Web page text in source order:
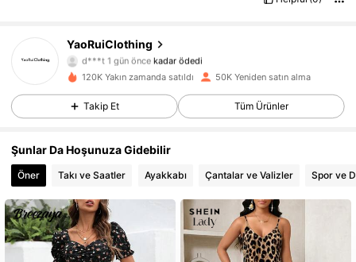
YaoRuiClothing
4,75
d***t 1 gün öncekadar ödedi
c***b 19 saat önce'i takip etti
10K Takipçiler
4,75 10K Takipçiler
120K Yakın zamanda satıldı 50K Yeniden satın alma
Takip Et Tüm Ürünler
Şunlar Da Hoşunuza Gidebilir
Öner Takı ve Saatler Ayakkabı Çantalar ve Valizler Spor ve